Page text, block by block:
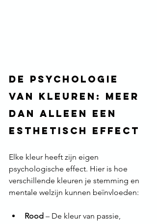
De psychologie
van kleuren: Meer
dan alleen een
esthetisch effect
Elke kleur heeft zijn eigen
psychologische effect. Hier is hoe
verschillende kleuren je stemming en
mentale welzijn kunnen beïnvloeden:
Rood – De kleur van passie,